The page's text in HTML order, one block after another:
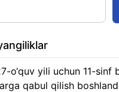
o‘quv yili uchun 11-sinf
qabul qilish